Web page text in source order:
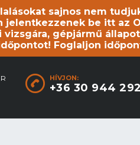
sajnos nem
be itt az
gépjármű
Foglaljon
HÍVJON:
+36 30 944